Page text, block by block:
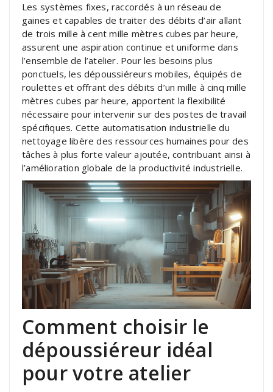
Les systèmes fixes, raccordés à un réseau de
gaines et capables de traiter des débits d’air allant
de trois mille à cent mille mètres cubes par heure,
assurent une aspiration continue et uniforme dans
l’ensemble de l’atelier. Pour les besoins plus
ponctuels, les dépoussiéreurs mobiles, équipés de
roulettes et offrant des débits d’un mille à cinq mille
mètres cubes par heure, apportent la flexibilité
nécessaire pour intervenir sur des postes de travail
spécifiques. Cette automatisation industrielle du
nettoyage libère des ressources humaines pour des
tâches à plus forte valeur ajoutée, contribuant ainsi à
l’amélioration globale de la productivité industrielle.
Comment choisir le
dépoussiéreur idéal
pour votre atelier